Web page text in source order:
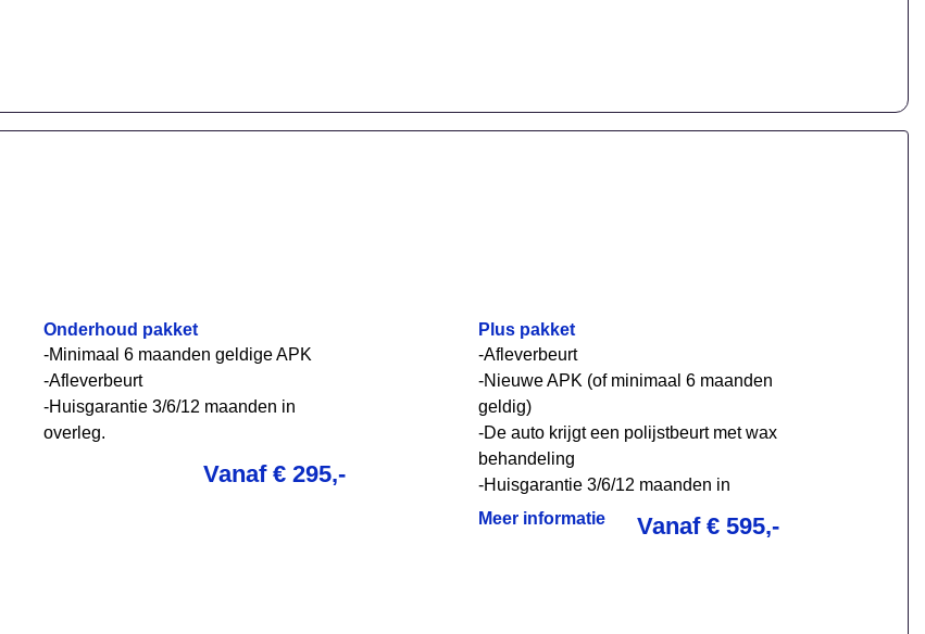
Onderhoud pakket
-Minimaal 6 maanden geldige APK
-Afleverbeurt
-Huisgarantie 3/6/12 maanden in
overleg.
Vanaf € 295,-
Plus pakket
-Afleverbeurt
-Nieuwe APK (of minimaal 6 maanden
geldig)
-De auto krijgt een polijstbeurt met wax
behandeling
-Huisgarantie 3/6/12 maanden in
overleg
Meer informatie Vanaf € 595,-